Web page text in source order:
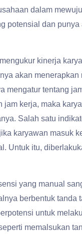
dalam
potensial dan punya
kinerja
akan menerapkan
mengatur tentang
jam kerja, maka
Salah satu
karyawan masuk
Untuk itu,
yang manual
berbentuk tanda
untuk
memalsukan